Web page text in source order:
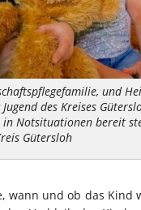
und
des Kreises
Notsituationen bereit
Gütersloh
wann und ob das Kind